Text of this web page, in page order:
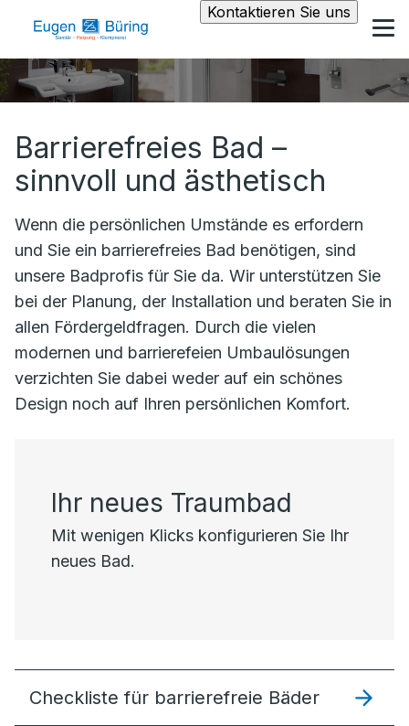
Kontaktieren Sie uns
Barrierefreies Bad –
sinnvoll und ästhetisch
Wenn die persönlichen Umstände es erfordern
und Sie ein barrierefreies Bad benötigen, sind
unsere Badprofis für Sie da. Wir unterstützen Sie
bei der Planung, der Installation und beraten Sie in
allen Fördergeldfragen. Durch die vielen
modernen und barrierefeien Umbaulösungen
verzichten Sie dabei weder auf ein schönes
Design noch auf Ihren persönlichen Komfort.
Ihr neues Traumbad
Mit wenigen Klicks konfigurieren Sie Ihr
neues Bad.
Checkliste für barrierefreie Bäder